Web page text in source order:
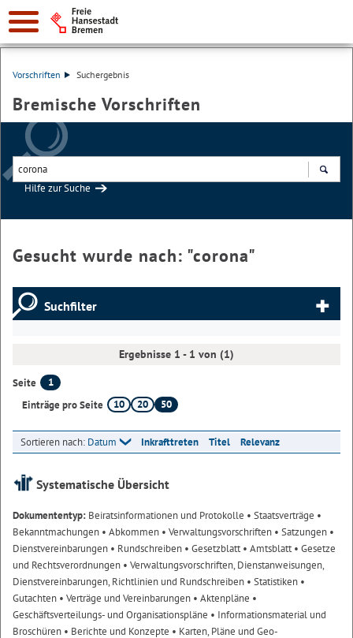
Vorschriften Suchergebnis
Bremische Vorschriften
Hilfe zur Suche
Gesucht wurde nach: "corona"
Suchfilter
Ergebnisse 1 - 1 von (1)
Seite
1
Einträge pro Seite
10 20 50
Sortieren nach: Datum Inkrafttreten Titel Relevanz
Systematische Übersicht
Dokumententyp: Beiratsinformationen und Protokolle • Staatsverträge •
Bekanntmachungen • Abkommen • Verwaltungsvorschriften • Satzungen •
Dienstvereinbarungen • Rundschreiben • Gesetzblatt• Amtsblatt• Gesetze
und Rechtsverordnungen • Verwaltungsvorschriften, Dienstanweisungen,
Dienstvereinbarungen, Richtlinien und Rundschreiben • Statistiken •
Gutachten • Verträge und Vereinbarungen • Aktenpläne •
Geschäftsverteilungs- und Organisationspläne • Informationsmaterial und
Broschüren • Berichte und Konzepte • Karten, Pläne und Geo-